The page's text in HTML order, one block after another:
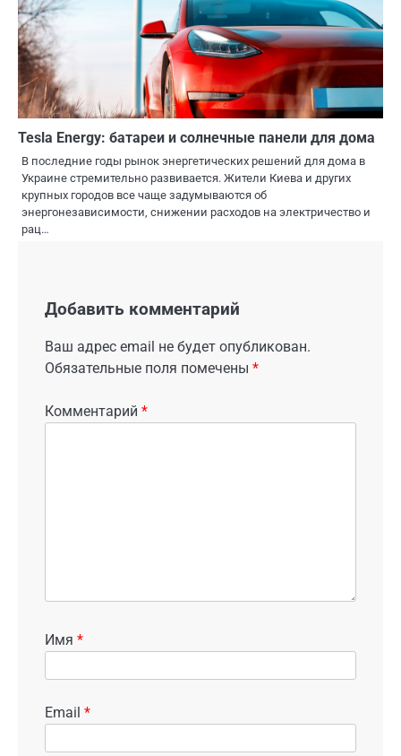
Tesla Energy: батареи и солнечные панели для дома
В последние годы рынок энергетических решений для дома в
Украине стремительно развивается. Жители Киева и других
крупных городов все чаще задумываются об
энергонезависимости, снижении расходов на электричество и
рац…
Добавить комментарий
Ваш адрес email не будет опубликован.
Обязательные поля помечены *
Комментарий *
Имя *
Email *